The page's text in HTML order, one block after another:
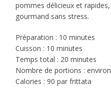
pommes délicieux et
gourmand sans stress.
Préparation : 10 minutes
Cuisson : 10 minutes
Temps total : 20 minutes
Nombre de portions :
Calories : 90 par frittata